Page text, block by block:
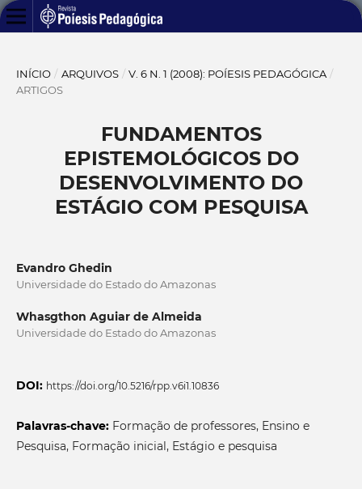
INÍCIO / ARQUIVOS / V. 6 N. 1 (2008): POÍESIS PEDAGÓGICA /
ARTIGOS
FUNDAMENTOS
EPISTEMOLÓGICOS DO
DESENVOLVIMENTO DO
ESTÁGIO COM PESQUISA
Evandro Ghedin
Universidade do Estado do Amazonas
Whasgthon Aguiar de Almeida
Universidade do Estado do Amazonas
DOI: https://doi.org/10.5216/rpp.v6i1.10836
Palavras-chave: Formação de professores, Ensino e
Pesquisa, Formação inicial, Estágio e pesquisa